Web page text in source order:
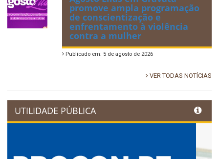
promove ampla programação
de conscientização e
enfrentamento à violência
contra a mulher
Publicado em: 5 de agosto de 2026
VER TODAS NOTÍCIAS
UTILIDADE PÚBLICA